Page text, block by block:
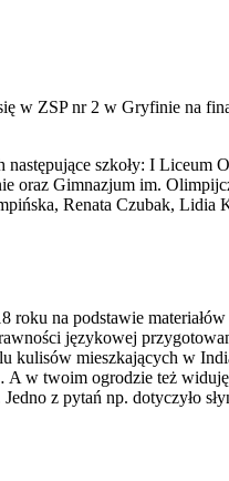
w ZSP nr 2 w Gryfinie na
szkoły: I
oraz Gimnazjum im.
Renata Czubak, Lidia
na podstawie
językowej
kulisów mieszkających w
w twoim ogrodzie też
z pytań np. dotyczyło